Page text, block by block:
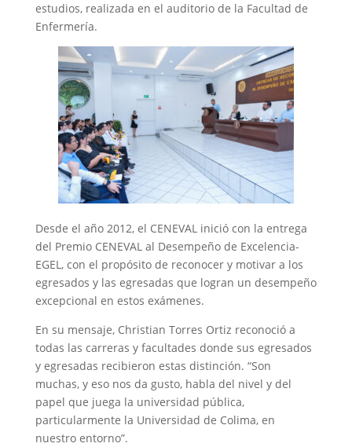
estudios, realizada en el auditorio de la Facultad de
Enfermería.
Desde el año 2012, el CENEVAL inició con la entrega
del Premio CENEVAL al Desempeño de Excelencia-
EGEL, con el propósito de reconocer y motivar a los
egresados y las egresadas que logran un desempeño
excepcional en estos exámenes.
En su mensaje, Christian Torres Ortiz reconoció a
todas las carreras y facultades donde sus egresados
y egresadas recibieron estas distinción. “Son
muchas, y eso nos da gusto, habla del nivel y del
papel que juega la universidad pública,
particularmente la Universidad de Colima, en
nuestro entorno”.